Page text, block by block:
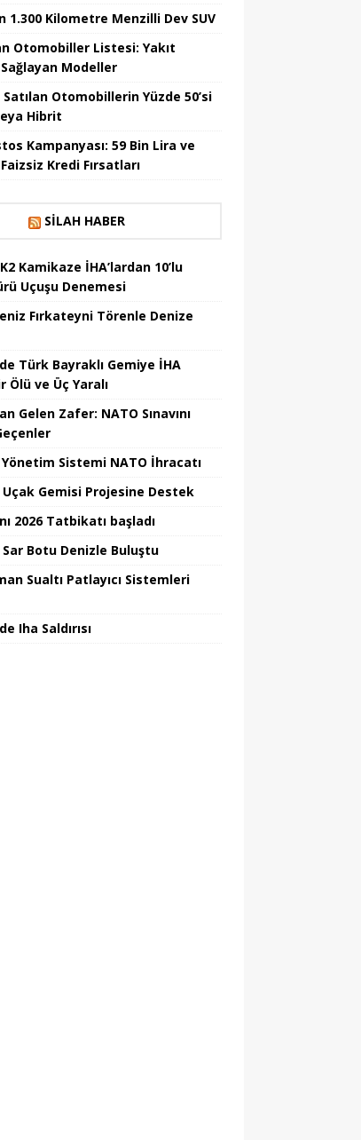
1.300 Kilometre Menzilli Dev SUV
Otomobiller Listesi: Yakıt
Modeller
Otomobillerin Yüzde 50’si
Hibrit
Kampanyası: 59 Bin Lira ve
Kredi Fırsatları
SILAH HABER
Kamikaze İHA’lardan 10’lu
Uçuşu Denemesi
Fırkateyni Törenle Denize
Türk Bayraklı Gemiye İHA
Ölü ve Üç Yaralı
Gelen Zafer: NATO Sınavını
Sistemi NATO İhracatı
Uçak Gemisi Projesine Destek
2026 Tatbikatı başladı
Botu Denizle Buluştu
Sualtı Patlayıcı Sistemleri
Iha Saldırısı